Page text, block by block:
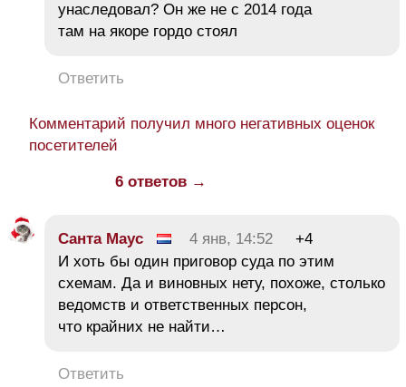
унаследовал? Он же не с 2014 года
там на якоре гордо стоял
Ответить
Комментарий получил много негативных оценок
посетителей
6 ответов →
Санта Маус 4 янв, 14:52
+4
И хоть бы один приговор суда по этим
схемам. Да и виновных нету, похоже, столько
ведомств и ответственных персон,
что крайних не найти…
Ответить